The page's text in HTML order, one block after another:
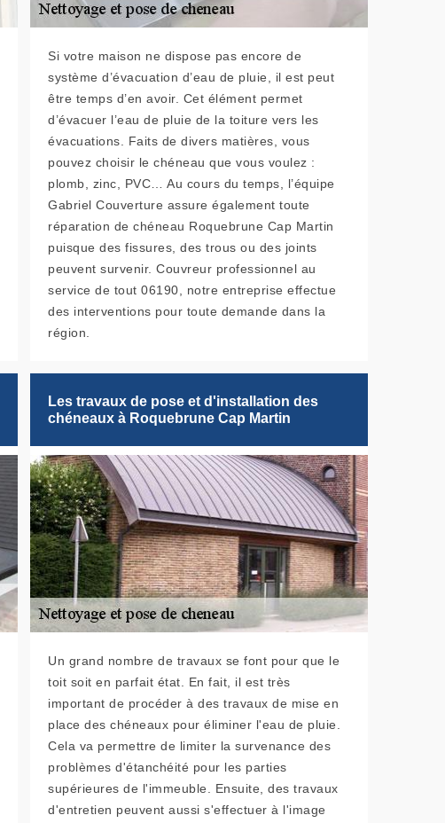
Si votre maison ne dispose pas encore de
système d’évacuation d’eau de pluie, il est peut
être temps d’en avoir. Cet élément permet
d’évacuer l’eau de pluie de la toiture vers les
évacuations. Faits de divers matières, vous
pouvez choisir le chéneau que vous voulez :
plomb, zinc, PVC… Au cours du temps, l’équipe
Gabriel Couverture assure également toute
réparation de chéneau Roquebrune Cap Martin
puisque des fissures, des trous ou des joints
peuvent survenir. Couvreur professionnel au
service de tout 06190, notre entreprise effectue
des interventions pour toute demande dans la
région.
Les travaux de pose et d'installation des
chéneaux à Roquebrune Cap Martin
Un grand nombre de travaux se font pour que le
toit soit en parfait état. En fait, il est très
important de procéder à des travaux de mise en
place des chéneaux pour éliminer l'eau de pluie.
Cela va permettre de limiter la survenance des
problèmes d'étanchéité pour les parties
supérieures de l'immeuble. Ensuite, des travaux
d'entretien peuvent aussi s'effectuer à l'image